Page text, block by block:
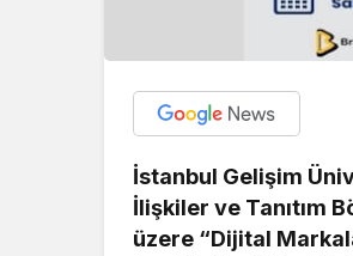
İstanbul Gelişim
İlişkiler ve Tanıtım
üzere “Dijital